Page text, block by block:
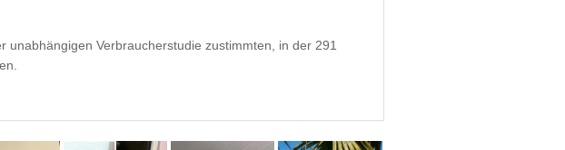
Verbraucherstudie zustimmten, in der 291